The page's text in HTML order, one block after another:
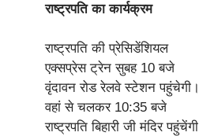
राष्ट्रपति का कार्यक्रम
राष्ट्रपति की प्रेसिडेंशियल
एक्सप्रेस ट्रेन सुबह 10 बजे
वृंदावन रोड रेलवे स्टेशन पहुंचेगी।
वहां से चलकर 10:35 बजे
राष्ट्रपति बिहारी जी मंदिर पहुंचेंगी